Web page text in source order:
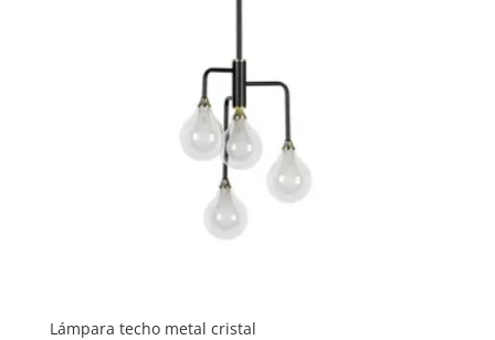
Lámpara techo metal cristal